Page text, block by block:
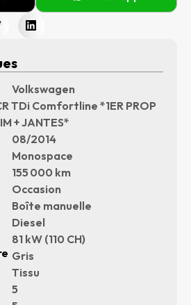
Volkswagen
TDi Comfortline *1ER PROP
+ JANTES*
08/2014
Monospace
155 000 km
Occasion
Boîte manuelle
Diesel
81 kW (110 CH)
Gris
Tissu
5